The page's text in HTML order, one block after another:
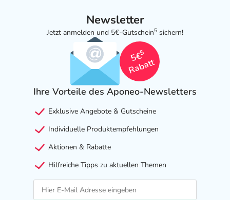
Newsletter
Jetzt anmelden und 5€-Gutschein5 sichern!
5€
5
Rabatt
Ihre Vorteile des Aponeo-Newsletters
Exklusive Angebote & Gutscheine
Individuelle Produktempfehlungen
Aktionen & Rabatte
Hilfreiche Tipps zu aktuellen Themen